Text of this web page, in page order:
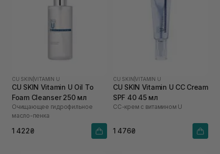
CU SKIN |VITAMIN U
CU SKIN Vitamin U Oil To
Foam Cleanser 250 мл
Очищающее гидрофильное
масло-пенка
1 422₴
CU SKIN |VITAMIN U
CU SKIN Vitamin U CC Cream
SPF 40 45 мл
СС-крем с витамином U
1 476₴